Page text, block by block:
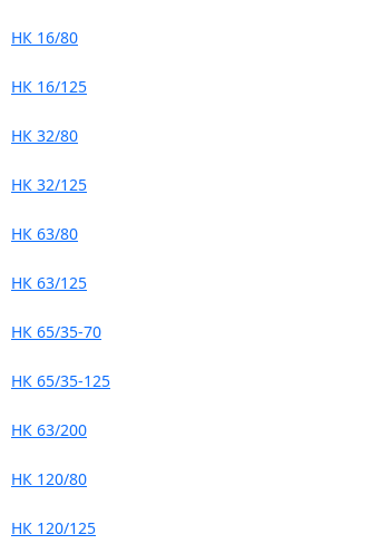
НК 16/80
НК 16/125
НК 32/80
НК 32/125
НК 63/80
НК 63/125
НК 65/35-70
НК 65/35-125
НК 63/200
НК 120/80
НК 120/125